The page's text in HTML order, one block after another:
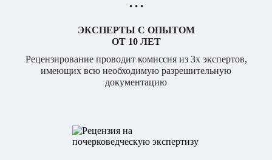
• • •
ЭКСПЕРТЫ С ОПЫТОМ
ОТ 10 ЛЕТ
Рецензирование проводит комиссия из 3х экспертов,
имеющих всю необходимую разрешительную
документацию